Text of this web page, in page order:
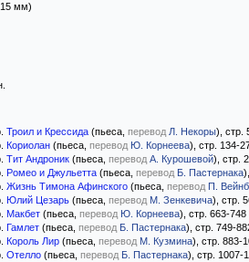
мм)
Троил и Крессида (пьеса, перевод Л. Некоры), стр.
Кориолан (пьеса, перевод Ю. Корнеева), стр. 134-
Тит Андроник (пьеса, перевод А. Курошевой), стр.
Ромео и Джульетта (пьеса, перевод Б. Пастернака
Жизнь Тимона Афинского (пьеса, перевод П.
Юлий Цезарь (пьеса, перевод М. Зенкевича), стр.
Макбет (пьеса, перевод Ю. Корнеева), стр. 663-748
Гамлет (пьеса, перевод Б. Пастернака), стр. 749-
Король Лир (пьеса, перевод М. Кузмина), стр. 883-
Отелло (пьеса, перевод Б. Пастернака), стр. 1007-